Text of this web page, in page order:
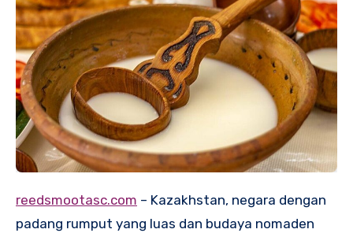
reedsmootasc.com – Kazakhstan, negara dengan
padang rumput yang luas dan budaya nomaden